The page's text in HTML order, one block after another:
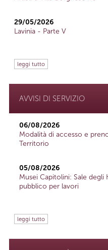
29/05/2026
Lavinia - Parte V
leggi tutto
AVVISI DI SERVIZIO
06/08/2026
Modalità di accesso e
Territorio
05/08/2026
Musei Capitolini: Sale
pubblico per lavori
leggi tutto